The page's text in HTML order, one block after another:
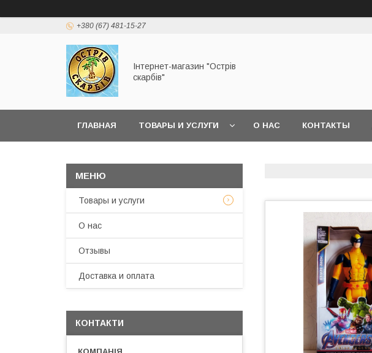
+380 (67) 481-15-27
Інтернет-магазин "Острів
скарбів"
ГЛАВНАЯ ТОВАРЫ И УСЛУГИ О НАС КОНТАКТЫ
Товары и услуги
О нас
Отзывы
Доставка и оплата
КОНТАКТИ